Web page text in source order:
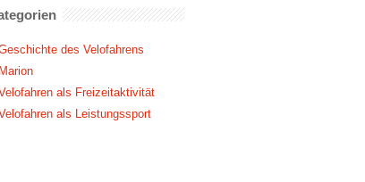
des Velofahrens
Marion
als Freizeitaktivität
als Leistungssport